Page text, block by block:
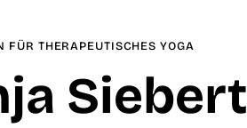
FÜR THERAPEUTISCHES YOGA
Siebert